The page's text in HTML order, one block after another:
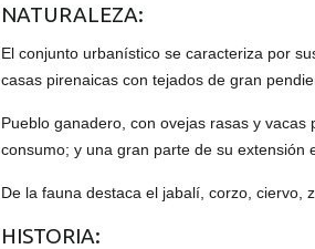
NATURALEZA:
El conjunto urbanístico se caracteriza por
casas pirenaicas con tejados de gran
Pueblo ganadero, con ovejas rasas y
consumo; y una gran parte de su extensión
De la fauna destaca el jabalí, corzo, ciervo,
HISTORIA: